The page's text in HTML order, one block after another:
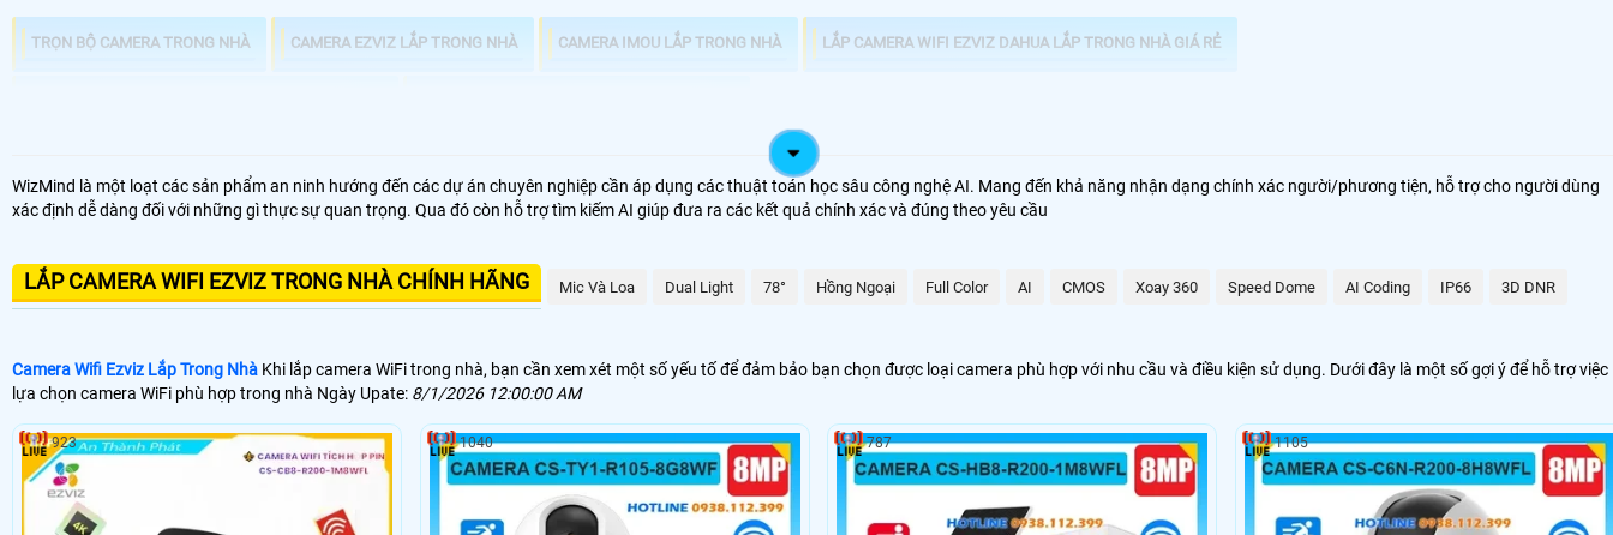
TRỌN BỘ CAMERA TRONG NHÀ CAMERA EZVIZ LẮP TRONG NHÀ CAMERA IMOU LẮP TRONG NHÀ LẮP CAMERA WIFI EZVIZ DAHUA LẮP TRONG NHÀ GIÁ RẺ
WizMind là một loạt các sản phẩm an ninh hướng đến các dự án chuyên nghiệp cần áp dụng các thuật toán học sâu công nghệ AI. Mang đến khả năng nhận dạng chính xác người/phương tiện, hỗ trợ cho người dùng
xác định dễ dàng đối với những gì thực sự quan trọng. Qua đó còn hỗ trợ tìm kiếm AI giúp đưa ra các kết quả chính xác và đúng theo yêu cầu
LẮP CAMERA WIFI EZVIZ TRONG NHÀ CHÍNH HÃNG Mic Và Loa Dual Light 78° Hồng Ngoại Full Color AI CMOS Xoay 360 Speed Dome AI Coding IP66 3D DNR
Camera Wifi Ezviz Lắp Trong Nhà Khi lắp camera WiFi trong nhà, bạn cần xem xét một số yếu tố để đảm bảo bạn chọn được loại camera phù hợp với nhu cầu và điều kiện sử dụng. Dưới đây là một số gợi ý để hỗ trợ việc
lựa chọn camera WiFi phù hợp trong nhà Ngày Upate: 8/1/2026 12:00:00 AM
923 1040 787 1105